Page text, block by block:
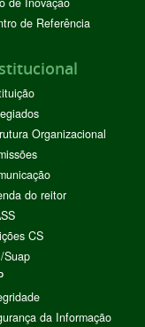
de Referência
Organizacional
do reitor
CS
Suap
da Informação